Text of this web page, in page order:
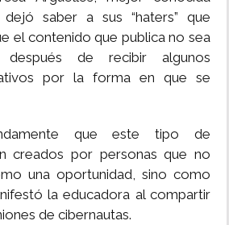
saber a sus “haters” que
el contenido que publica no sea
de recibir algunos
por la forma en que se
que este tipo de
creados por personas que no
una oportunidad, sino como
la educadora al compartir
de cibernautas.